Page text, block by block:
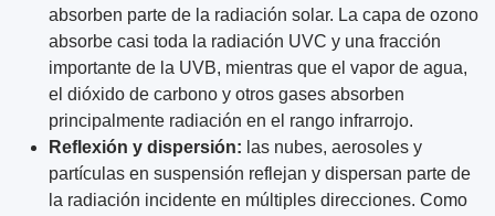
absorben parte de la radiación solar. La capa de ozono
absorbe casi toda la radiación UVC y una fracción
importante de la UVB, mientras que el vapor de agua,
el dióxido de carbono y otros gases absorben
principalmente radiación en el rango infrarrojo.
Reflexión y dispersión: las nubes, aerosoles y
partículas en suspensión reflejan y dispersan parte de
la radiación incidente en múltiples direcciones. Como